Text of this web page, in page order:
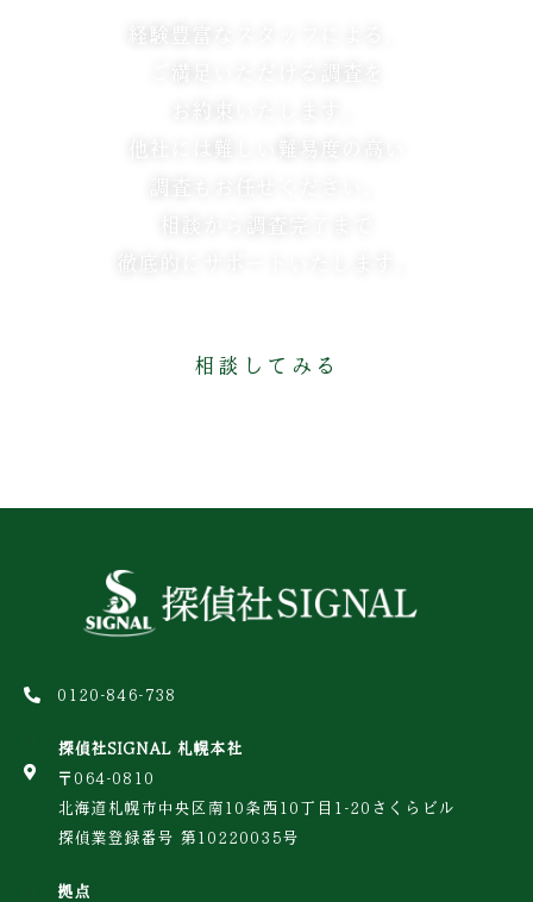
経験豊富なスタッフによる、
ご満足いただける調査を
他社には難しい難易度の高い
調査もお任せください。
相談から調査完了まで
徹底的にサポートいたします。
相談してみる
0120-846-738
探偵社SIGNAL 札幌本社
〒064-0810
北海道札幌市中央区南10条西10丁目1-20さくらビル
探偵業登録番号 第10220035号
拠点